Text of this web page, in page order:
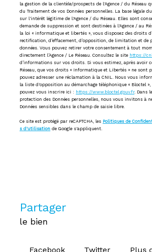
la gestion de la clientèle/prospects de l'Agence / du Réseau
du Traitement de vos Données personnelles. La base légale
sur l'intérêt légitime de l'Agence / du Réseau. Elles sont
demande de suppression et sont destinées à l'Agence / au
la loi « informatique et libertés », vous disposez des droits
rectification, d’effacement, d’opposition, de limitation et de
données. Vous pouvez retirer votre consentement à tout
directement l’Agence / Le Réseau. Consultez le site https://
d’informations sur vos droits. Si vous estimez, après avoir
Réseau, que vos droits « Informatique et Libertés » ne sont
pouvez adresser une réclamation à la CNIL. Nous vous
la liste d'opposition au démarchage téléphonique « Bloctel
pouvez vous inscrire ici : https://www.bloctel.gouv.fr. Dans
protection des Données personnelles, nous vous invitons à
Données sensibles dans le champ de saisie libre.
Ce site est protégé par reCAPTCHA, les Politiques de
s d'utilisation de Google s'appliquent.
partager
le bien
Facebook Twitter Plus